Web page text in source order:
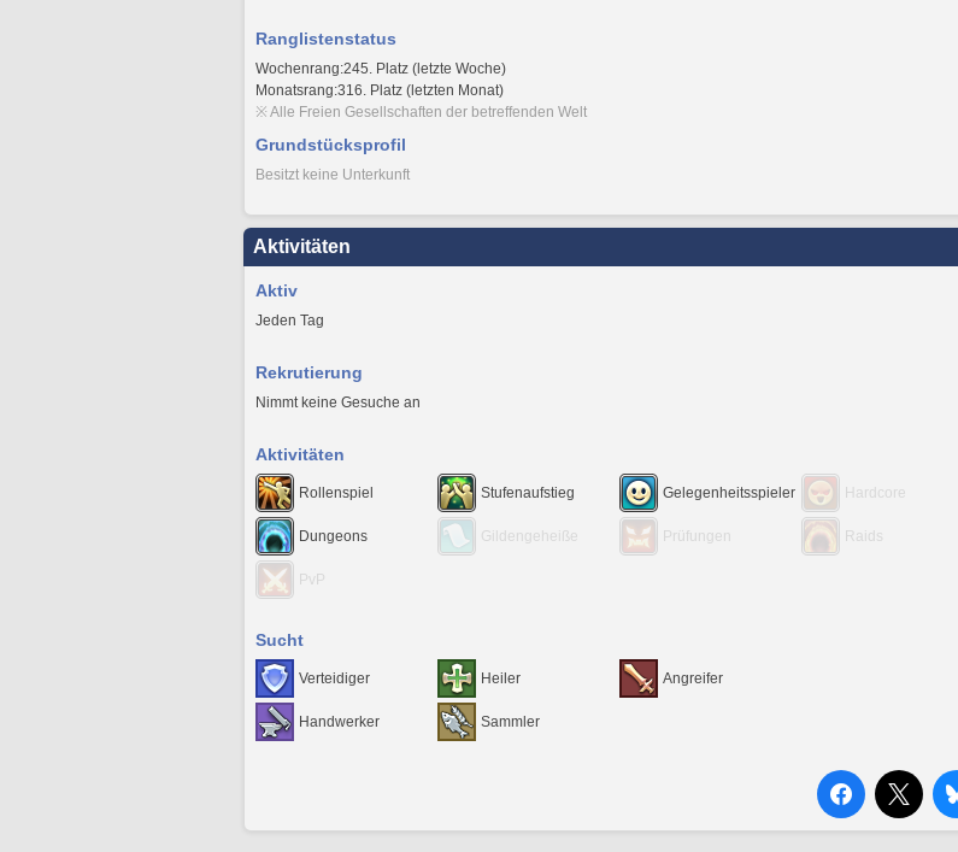
Ranglistenstatus
Wochenrang:245. Platz (letzte Woche)
Monatsrang:316. Platz (letzten Monat)
※ Alle Freien Gesellschaften der betreffenden Welt
Grundstücksprofil
Besitzt keine Unterkunft
Aktivitäten
Aktiv
Jeden Tag
Rekrutierung
Nimmt keine Gesuche an
Aktivitäten
Rollenspiel Stufenaufstieg Gelegenheitsspieler Hardcore
Dungeons Gildengeheiße Prüfungen Raids
PvP
Sucht
Verteidiger Heiler Angreifer
Handwerker Sammler